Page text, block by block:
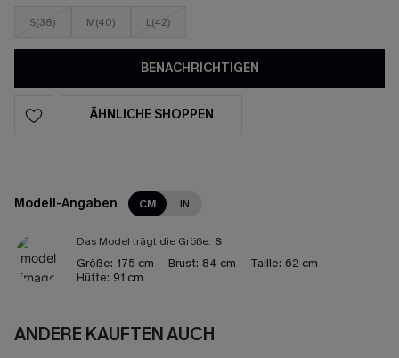
S(38) M(40) L(42)
BENACHRICHTIGEN
ÄHNLICHE SHOPPEN
Modell-Angaben CM IN
Das Model trägt die Größe: S
Größe: 175 cm Brust: 84 cm Taille: 62 cm
Hüfte: 91 cm
ANDERE KAUFTEN AUCH